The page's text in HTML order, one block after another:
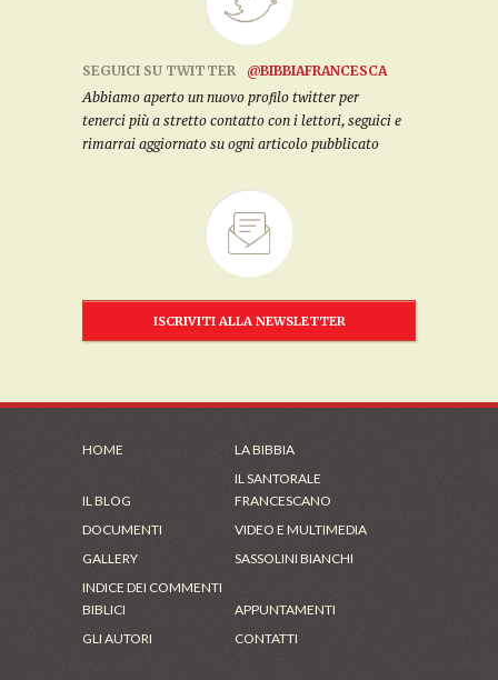
SEGUICI SU TWITTER
@BIBBIAFRANCESCA
Abbiamo aperto un nuovo profilo twitter per
tenerci più a stretto contatto con i lettori, seguici e
rimarrai aggiornato su ogni articolo pubblicato
ISCRIVITI ALLA NEWSLETTER
HOME LA BIBBIA
IL BLOG
IL SANTORALE
FRANCESCANO
DOCUMENTI
VIDEO E MULTIMEDIA
GALLERY
SASSOLINI BIANCHI
INDICE DEI COMMENTI
BIBLICI
APPUNTAMENTI
GLI AUTORI
CONTATTI